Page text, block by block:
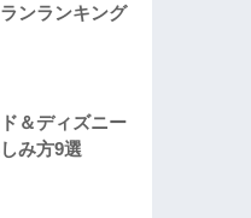
ンランキング
＆ディズニー
み方9選